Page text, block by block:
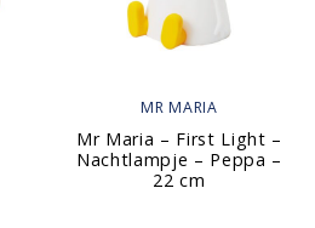
MR MARIA
Mr Maria – First Light –
Nachtlampje – Peppa –
22 cm